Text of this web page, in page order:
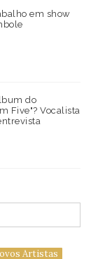
em show
do
Five"? Vocalista
Artistas